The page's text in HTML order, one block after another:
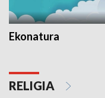
Ekonatura
RELIGIA